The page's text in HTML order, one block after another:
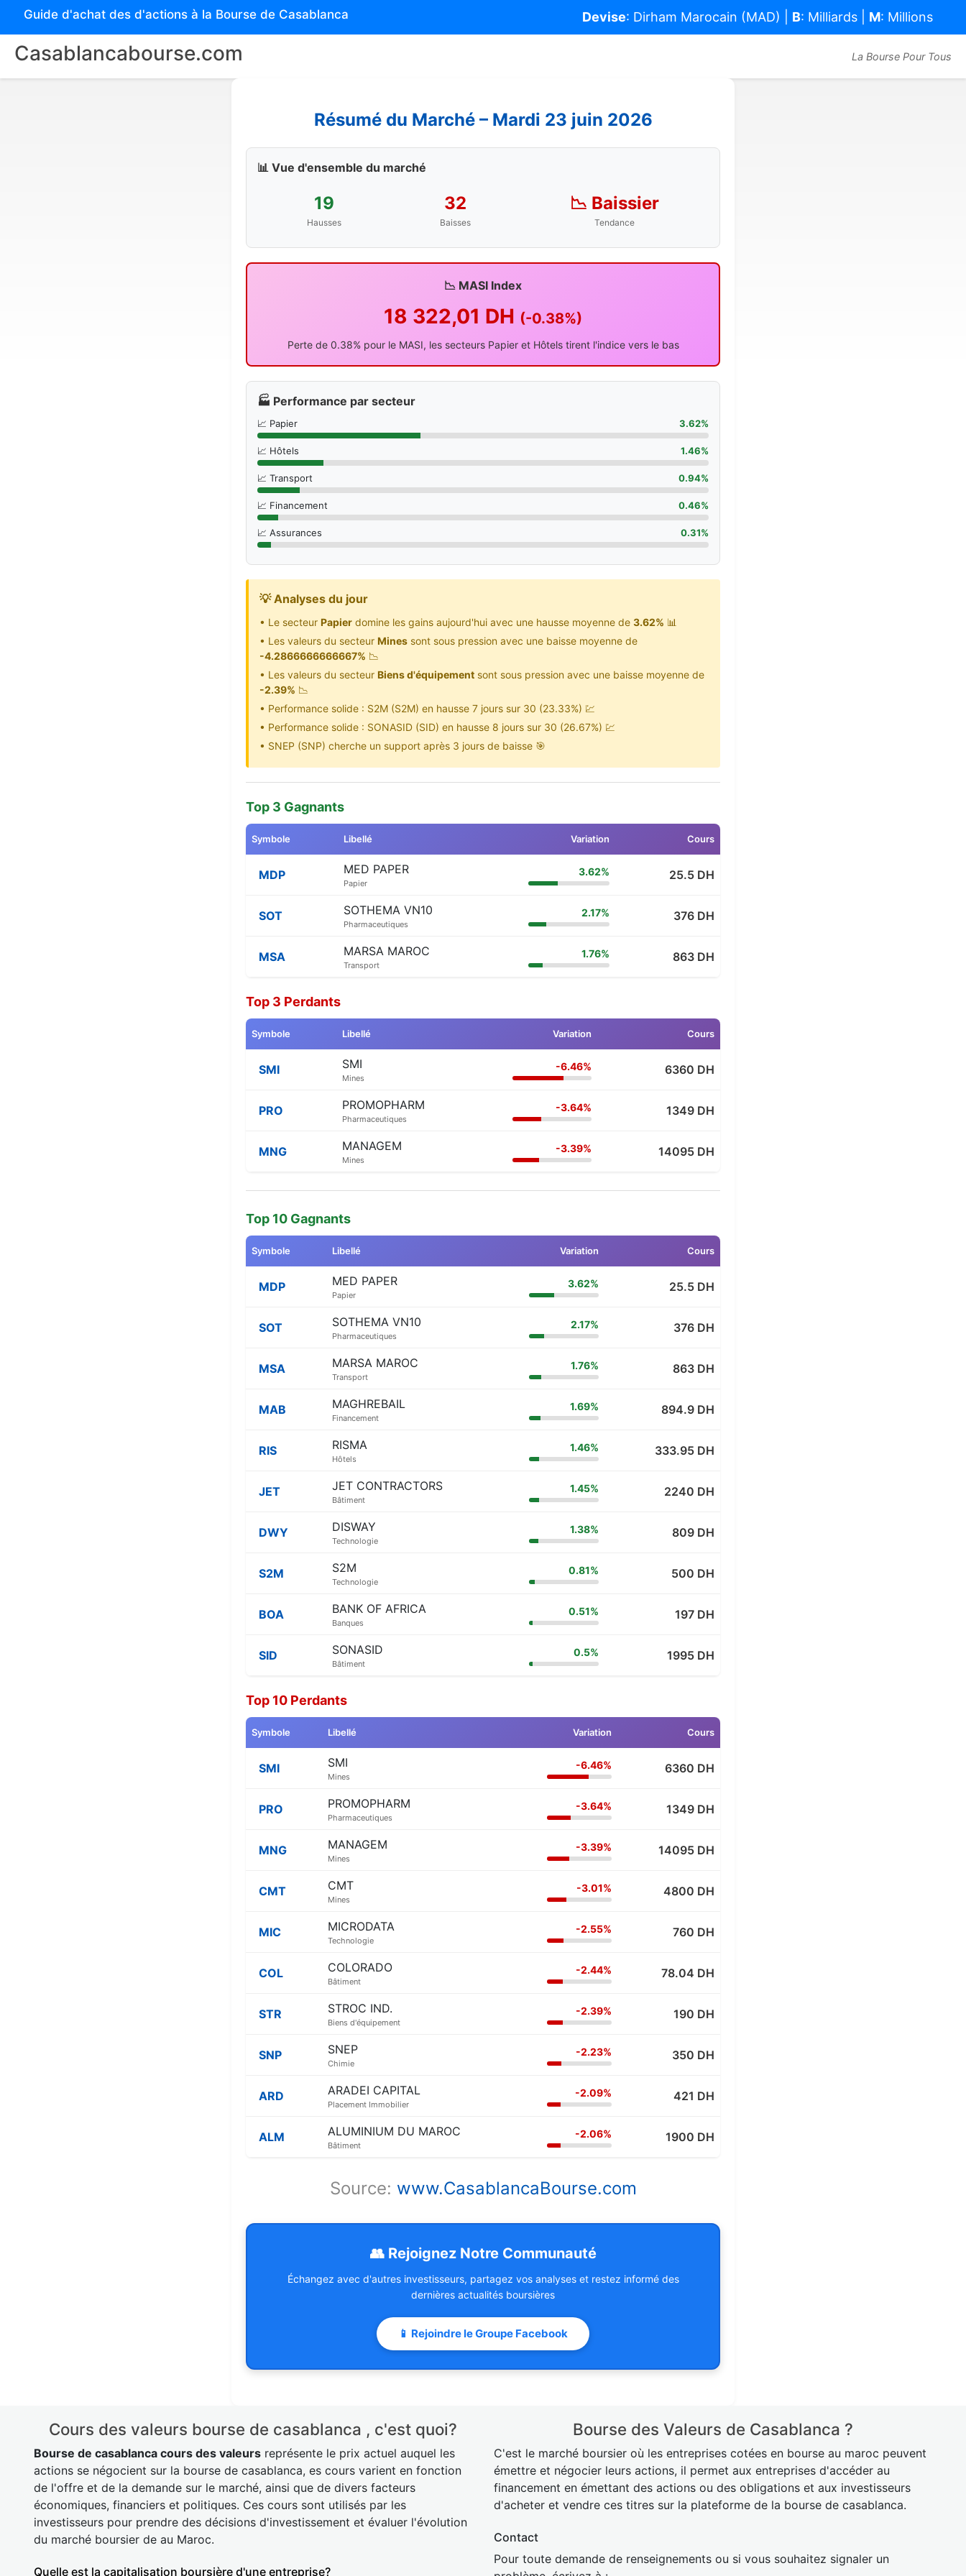
Guide d'achat des d'actions à la Bourse de Casablanca Devise: Dirham Marocain (MAD) | B: Milliards | M: Millions
Casablancabourse.com La Bourse Pour Tous
Résumé du Marché – Mardi 23 juin 2026
📊 Vue d'ensemble du marché
19
Hausses
32
Baisses
📉 Baissier
Tendance
📉 MASI Index
18 322,01 DH (-0.38%)
Perte de 0.38% pour le MASI, les secteurs Papier et Hôtels tirent l'indice vers le bas
🏭 Performance par secteur
📈 Papier 3.62%
📈 Hôtels 1.46%
📈 Transport 0.94%
📈 Financement 0.46%
📈 Assurances 0.31%
💡 Analyses du jour
• Le secteur Papier domine les gains aujourd'hui avec une hausse moyenne de 3.62% 📊
• Les valeurs du secteur Mines sont sous pression avec une baisse moyenne de
-4.2866666666667% 📉
• Les valeurs du secteur Biens d'équipement sont sous pression avec une baisse moyenne de
-2.39% 📉
• Performance solide : S2M (S2M) en hausse 7 jours sur 30 (23.33%) 💹
• Performance solide : SONASID (SID) en hausse 8 jours sur 30 (26.67%) 💹
• SNEP (SNP) cherche un support après 3 jours de baisse 🎯
Top 3 Gagnants
Symbole Libellé Variation Cours
MDP MED PAPER
Papier
3.62% 25.5 DH
SOT SOTHEMA VN10
Pharmaceutiques
2.17% 376 DH
MSA MARSA MAROC
Transport
1.76% 863 DH
Top 3 Perdants
Symbole Libellé Variation Cours
SMI SMI
Mines
-6.46% 6360 DH
PRO PROMOPHARM
Pharmaceutiques
-3.64% 1349 DH
MNG MANAGEM
Mines
-3.39% 14095 DH
Top 10 Gagnants
Symbole Libellé Variation Cours
MDP MED PAPER
Papier
3.62% 25.5 DH
SOT SOTHEMA VN10
Pharmaceutiques
2.17% 376 DH
MSA MARSA MAROC
Transport
1.76% 863 DH
MAB MAGHREBAIL
Financement
1.69% 894.9 DH
RIS RISMA
Hôtels
1.46% 333.95 DH
JET JET CONTRACTORS
Bâtiment
1.45% 2240 DH
DWY DISWAY
Technologie
1.38% 809 DH
S2M S2M
Technologie
0.81% 500 DH
BOA BANK OF AFRICA
Banques
0.51% 197 DH
SID SONASID
Bâtiment
0.5% 1995 DH
Top 10 Perdants
Symbole Libellé Variation Cours
SMI SMI
Mines
-6.46% 6360 DH
PRO PROMOPHARM
Pharmaceutiques
-3.64% 1349 DH
MNG MANAGEM
Mines
-3.39% 14095 DH
CMT CMT
Mines
-3.01% 4800 DH
MIC MICRODATA
Technologie
-2.55% 760 DH
COL COLORADO
Bâtiment
-2.44% 78.04 DH
STR STROC IND.
Biens d'équipement
-2.39% 190 DH
SNP SNEP
Chimie
-2.23% 350 DH
ARD ARADEI CAPITAL
Placement Immobilier
-2.09% 421 DH
ALM ALUMINIUM DU MAROC
Bâtiment
-2.06% 1900 DH
Source: www.CasablancaBourse.com
👥 Rejoignez Notre Communauté
Échangez avec d'autres investisseurs, partagez vos analyses et restez informé des
dernières actualités boursières
📱 Rejoindre le Groupe Facebook
Cours des valeurs bourse de casablanca , c'est quoi?
Bourse de casablanca cours des valeurs représente le prix actuel auquel les
actions se négocient sur la bourse de casablanca, es cours varient en fonction
de l'offre et de la demande sur le marché, ainsi que de divers facteurs
économiques, financiers et politiques. Ces cours sont utilisés par les
investisseurs pour prendre des décisions d'investissement et évaluer l'évolution
du marché boursier de au Maroc.
Quelle est la capitalisation boursière d'une entreprise?
Bourse des Valeurs de Casablanca ?
C'est le marché boursier où les entreprises cotées en bourse au maroc peuvent
émettre et négocier leurs actions, il permet aux entreprises d'accéder au
financement en émettant des actions ou des obligations et aux investisseurs
d'acheter et vendre ces titres sur la plateforme de la bourse de casablanca.
Contact
Pour toute demande de renseignements ou si vous souhaitez signaler un